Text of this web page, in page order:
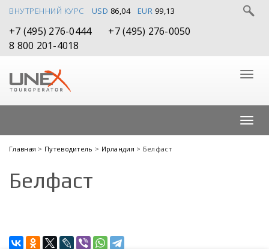
ВНУТРЕННИЙ КУРС USD 86,04 EUR 99,13
+7 (495) 276-0444
+7 (495) 276-0050
8 800 201-4018
Главная > Путеводитель > Ирландия > Белфаст
Белфаст